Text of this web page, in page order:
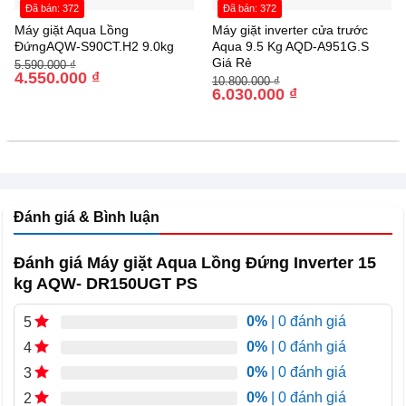
bền bỉ. Nắp máy làm bằng kính cường lực chịu lực, có
thiết kế đóng chậm (giảm chấn). Điều này không chỉ giúp
bạn ễ dàng quan sát quá trình giặt mà còn đảm bảo an
toàn, tránh va đập mạnh.
dẫn helpfulđối với việc sử dụng lâu dài và liên tục.
Máy giặt Aqua Lồng
ĐứngAQW-S90CT.H2 9.0kg
5.590.000₫
Giá
gốc
4.550.000 ₫
Giá
hiện
Đã bán: 372
Máy giặt inverter cửa trước
Aqua 9.5 Kg AQD-A951G.S
Giá Rẻ
10.800.000₫
Giá
gốc
6.030.000 ₫
Giá
hiện
Đã bán: 372
Đánh giá & Bình luận
Đánh giá Máy giặt Aqua Lồng Đứng Inverter 15
kg AQW- DR150UGT PS
5 0% | 0 đánh giá
4
0% | 0 đánh giá
3
0% | 0 đánh giá
2
0% | 0 đánh giá